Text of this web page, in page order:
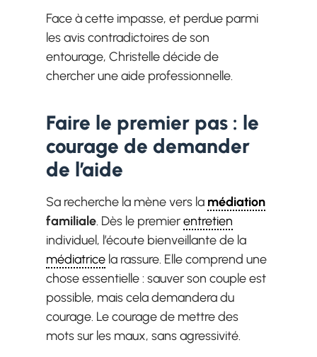
Face à cette impasse, et perdue parmi
les avis contradictoires de son
entourage, Christelle décide de
chercher une aide professionnelle.
Faire le premier pas : le
courage de demander
de l’aide
Sa recherche la mène vers la médiation
familiale. Dès le premierentretien
individuel, l’écoute bienveillante de la
médiatricela rassure. Elle comprend une
chose essentielle : sauver son couple est
possible, mais cela demandera du
courage. Le courage de mettre des
mots sur les maux, sans agressivité.